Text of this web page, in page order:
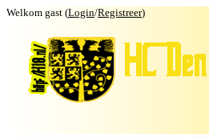
Welkom gast (Login/Registreer)